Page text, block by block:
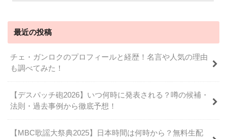
最近の投稿
チェ・ガンロクのプロフィールと経歴！名言や人気の理由
も調べてみた！
【デスパッチ砲2026】いつ何時に発表される？噂の候補・
法則・過去事例から徹底予想！
【MBC歌謡大祭典2025】日本時間は何時から？無料生配